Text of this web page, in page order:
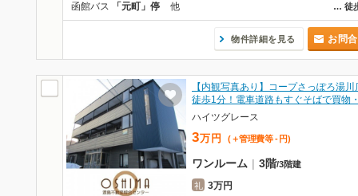
… 徒
函館バス 「元町」停 他
物件詳細を見る お問
【内観写真あり】コープさっぽろ湯川
徒歩1分！電車道路もすぐそばで買物
ハイツグレース
3万 円 (＋管理費等 - 円)
ワンルーム | 3階/3階建
礼 3万円